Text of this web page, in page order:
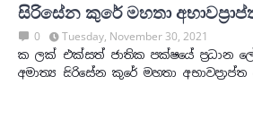
සිරිසේන කුරේ මහතා
0
Tuesday, November 30, 2021
ක ලක් එක්සත් ජාතික පක්ෂයේ ප්‍රධාන
අමාත්‍ය සිරිසේන කුරේ මහතා